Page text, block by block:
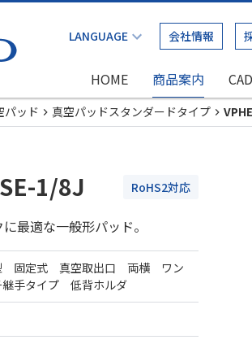
会社情報
HOME 商品案内 CAD
パッド 真空パッドスタンダードタイプ
1/8J RoHS2対応
最適な一般形パッド。
固定式 真空取出口 両横 ワン
継手タイプ 低背ホルダ